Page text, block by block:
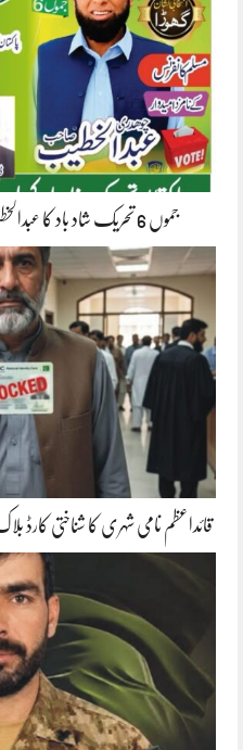
جموں 6 تحریک شاد باد کا عبدالخطیب چودھری کی حمایت کا اعلان
قائداعظم نامی شہری کا شناختی کارڈ